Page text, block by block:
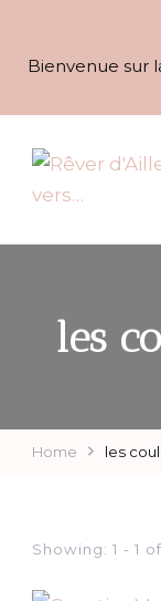
Bienvenue sur
Rêver
BLOG VOYAGES
les
Home les
Showing: 1 - 1 of